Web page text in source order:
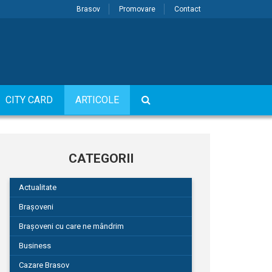
Brasov Promovare Contact
CITY CARD ARTICOLE
CATEGORII
Actualitate
Brașoveni
Brașoveni cu care ne mândrim
Business
Cazare Brasov